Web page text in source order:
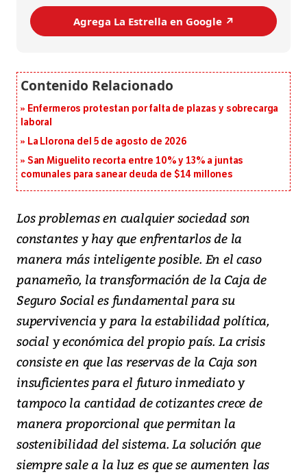
Agrega La Estrella en Google ↗️
Enfermeros protestan por falta de plazas y sobrecarga
laboral
La Llorona del 5 de agosto de 2026
San Miguelito recorta entre 10% y 13% a juntas
comunales para sanear deuda de $14 millones
Los problemas en cualquier sociedad son
constantes y hay que enfrentarlos de la
manera más inteligente posible. En el caso
panameño, la transformación de la Caja de
Seguro Social es fundamental para su
supervivencia y para la estabilidad política,
social y económica del propio país. La crisis
consiste en que las reservas de la Caja son
insuficientes para el futuro inmediato y
tampoco la cantidad de cotizantes crece de
manera proporcional que permitan la
sostenibilidad del sistema. La solución que
siempre sale a la luz es que se aumenten las